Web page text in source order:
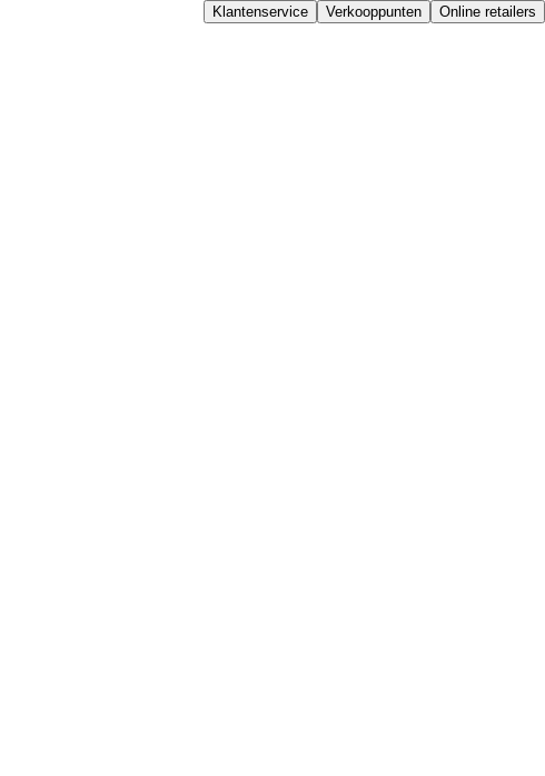
Klantenservice Verkooppunten Online retailers